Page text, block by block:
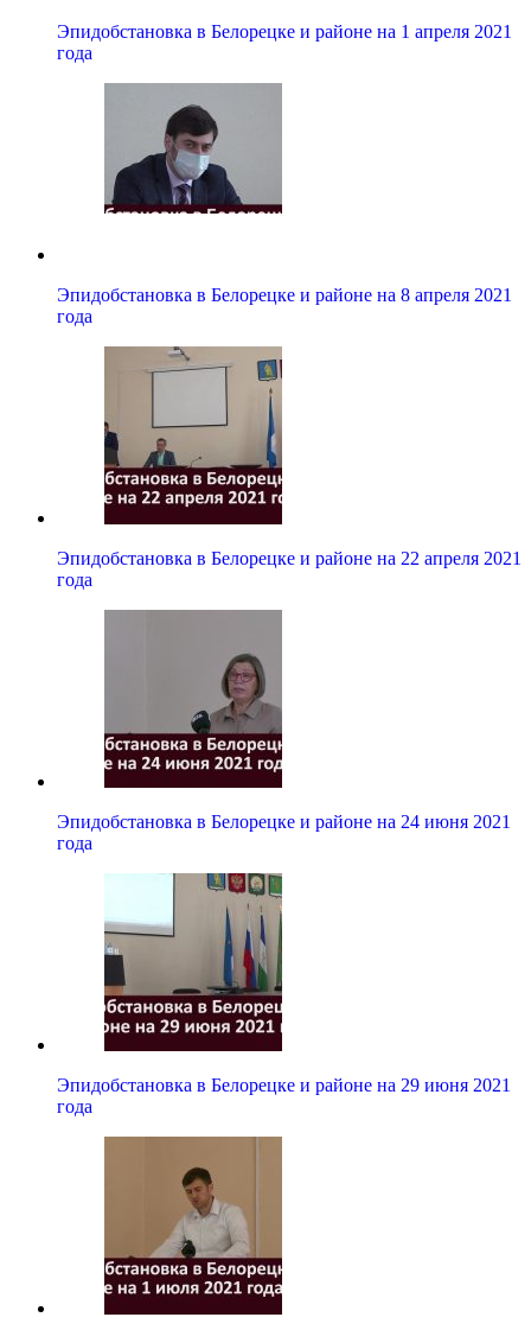
Эпидобстановка в Белорецке и районе на 1 апреля 2021
года
Эпидобстановка в Белорецке и районе на 8 апреля 2021
года
Эпидобстановка в Белорецке и районе на 22 апреля 2021
года
Эпидобстановка в Белорецке и районе на 24 июня 2021
года
Эпидобстановка в Белорецке и районе на 29 июня 2021
года